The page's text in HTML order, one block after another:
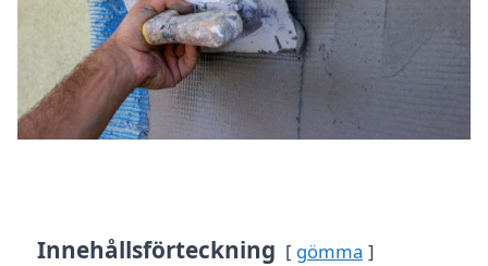
Innehållsförteckning gömma